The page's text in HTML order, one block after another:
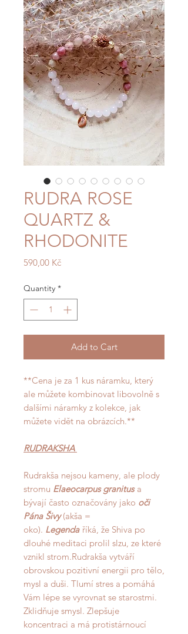
RUDRA ROSE
QUARTZ &
RHODONITE
590,00 KčPrice
Quantity *
Add to Cart
**Cena je za 1 kus náramku, který
ale můžete kombinovat libovolně s
dalšími náramky z kolekce, jak
můžete vidět na obrázcích.**
RUDRAKSHA
Rudrakša nejsou kameny, ale plody
stromu Elaeocarpus granitusa
bývají často označovány jako oči
Pána Šivy(akša =
oko). Legenda říká, že Shiva po
dlouhé meditaci prolil slzu, ze které
vznikl strom.Rudrakša vytváří
obrovskou pozitivní energii pro tělo,
mysl a duši. Tlumí stres a pomáhá
Vám lépe se vyrovnat se starostmi.
Zklidňuje smysl. Zlepšuje
koncentraci a má protistárnoucí